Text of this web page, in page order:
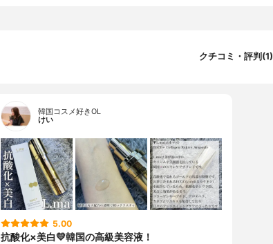
クチコミ・評判(1)
韓国コスメ好きOL
けい
5.00
抗酸化×美白💛韓国の高級美容液！